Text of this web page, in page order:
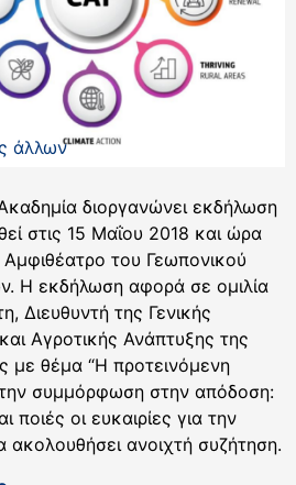
άλλων
διοργανώνει εκδήλωση
στις 15 Μαΐου 2018 και ώρα
του Γεωπονικού
Η εκδήλωση αφορά σε ομιλία
Διευθυντή της Γενικής
Αγροτικής Ανάπτυξης της
με θέμα “Η προτεινόμενη
συμμόρφωση στην απόδοση:
ποιές οι ευκαιρίες για την
ακολουθήσει ανοιχτή συζήτηση.